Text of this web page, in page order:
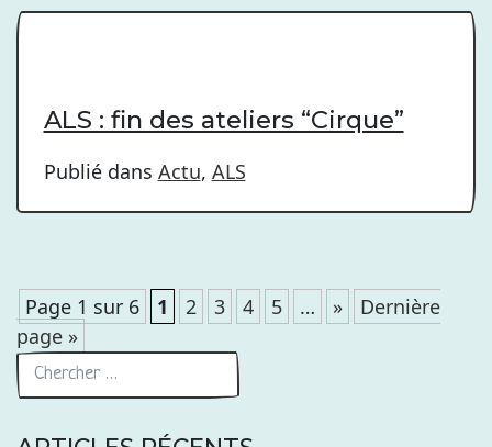
ALS : fin des ateliers “Cirque”
Publié dans Actu, ALS
Page 1 sur 6 1 2 3 4 5 … »
Dernière
page »